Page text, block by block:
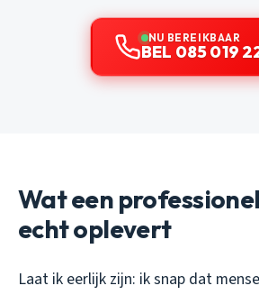
NU BEREIKBAAR
BEL 085 019
Wat een
echt oplevert
Laat ik eerlijk zijn: ik snap dat